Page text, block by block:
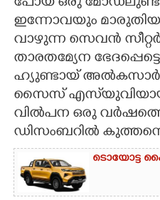
ഇന്നോവയും
വാഴുന്ന സെവൻ
താരതമ്യേന
ഹ്യുണ്ടായ് അൽകസാർ.
സൈസ് എസ്‌യുവിയായ
വിൽപന ഒരു
ഡിസംബറിൽ
ടൊയോട്ട